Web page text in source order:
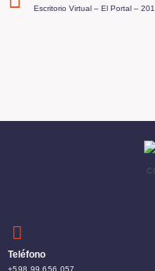
Teléfono
+598 99 656 057